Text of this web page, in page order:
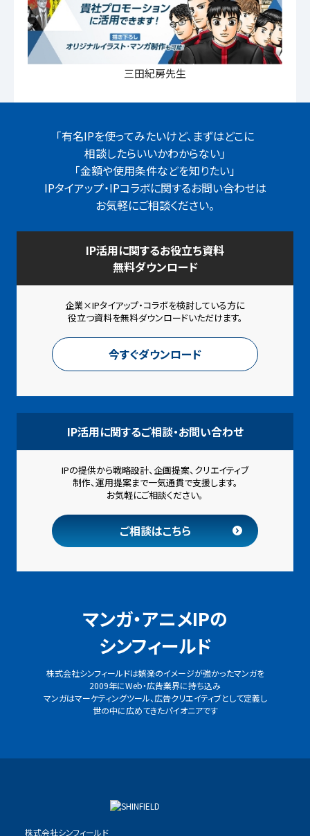
三⽥紀房先生
「有名IPを使ってみたいけど、まずはどこに
相談したらいいかわからない」
「金額や使用条件などを知りたい」
IPタイアップ・IPコラボに関するお問い合わせは
お気軽にご相談ください。
IP活用に関するお役立ち資料
無料ダウンロード
企業×IPタイアップ・コラボを検討している方に
役立つ資料を無料ダウンロードいただけます。
今すぐダウンロード
IP活用に関するご相談・お問い合わせ
IPの提供から戦略設計、企画提案、クリエイティブ
制作、運用提案まで一気通貫で支援します。
お気軽にご相談ください。
ご相談はこちら
マンガ・アニメIPの
シンフィールド
株式会社シンフィールドは娯楽のイメージが強かったマンガを
2009年にWeb・広告業界に持ち込み
マンガはマーケティングツール、広告クリエイティブとして定義し
世の中に広めてきたパイオニアです
株式会社シンフィールド